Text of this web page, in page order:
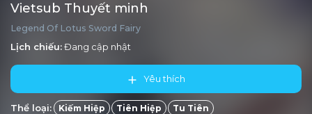
Vietsub Thuyết minh
Legend Of Lotus Sword Fairy
Lịch chiếu:Đang cập nhật
Yêu thích
Thể loại: Kiếm Hiệp Tiên Hiệp Tu Tiên